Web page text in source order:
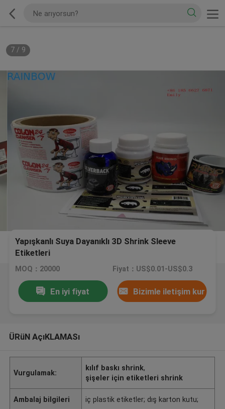
7/ 9
Yapışkanlı Suya Dayanıklı 3D Shrink Sleeve
Etiketleri
MOQ：20000 Fiyat：US$0.01-US$0.3
En iyi fiyat Bizimle iletişim kur
ÜRüN AçıKLAMASı
Vurgulamak:
kılıf baskı shrink,
şişeler için etiketleri shrink
Ambalaj bilgileri iç plastik etiketler; dış karton kutu;